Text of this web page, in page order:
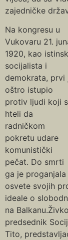
zajedničke
Na kongresu u
Vukovaru 21.
1920, kao
socijalista i
demokrata, prvi
oštro istupio
protiv ljudi koji
hteli da
radničkom
pokretu udare
komunistički
pečat. Do smrti
ga je
osvete svojih
ideale o
na
predsednik
Tito,